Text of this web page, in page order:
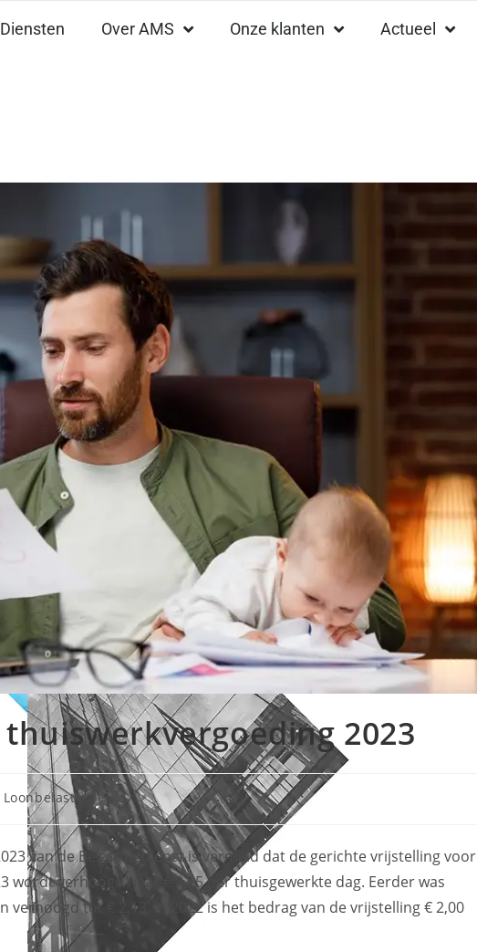
Diensten Over AMS Onze klanten Actueel
2023
Loonbelasting
van de Belastingdienst is vermeld dat de gerichte vrijstelling voor
wordt verhoogd naar € 2,15 per thuisgewerkte dag. Eerder was
tot € 2,13. In 2022 is het bedrag van de vrijstelling € 2,00